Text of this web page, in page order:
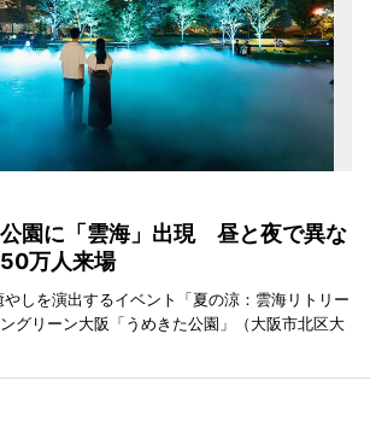
園に「雲海」出現 昼と夜で異な
万人来場
やしを演出するイベント「夏の涼：雲海リトリー
グリーン大阪「うめきた公園」（大阪市北区大